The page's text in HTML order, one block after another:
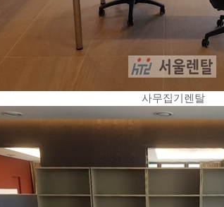
사무집기렌탈